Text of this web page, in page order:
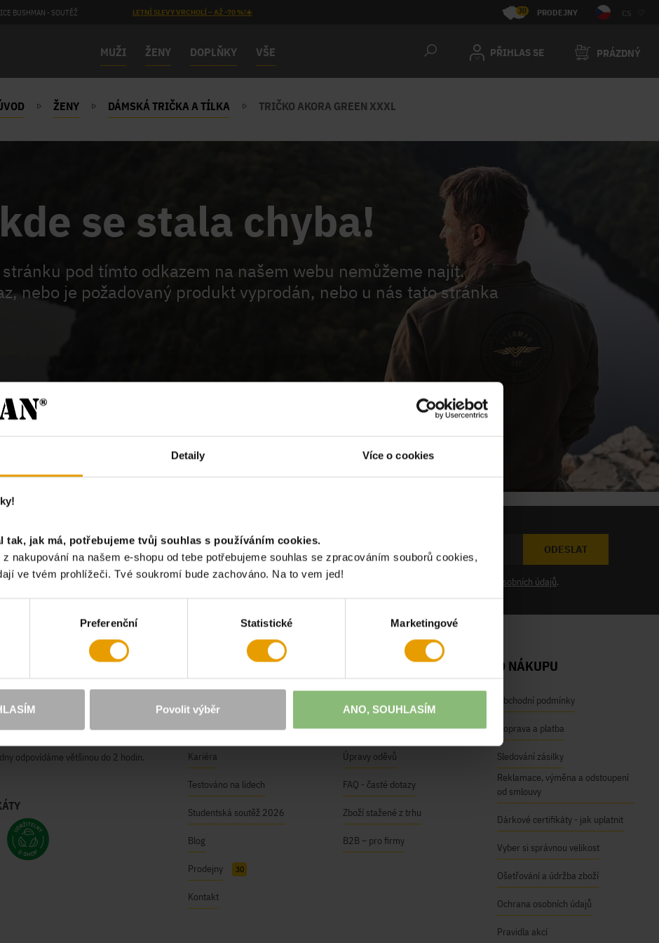
Detaily Více o cookies
tak, jak má, potřebujeme tvůj souhlas s používáním cookies.
nakupování na našem e-shopu od tebe potřebujeme souhlas se zpracováním souborů cookies,
ve tvém prohlížeči. Tvé soukromí bude zachováno. Na to vem jed!
Preferenční Statistické Marketingové
Povolit výběr ANO, SOUHLASÍM
BUSHMAN - SOUTĚŽ LETNÍ SLEVY VRCHOLÍ – AŽ -70 %!☀️ 30 PRODEJNY CS
MUŽI ŽENY DOPLŇKY VŠE PŘIHLAS SE PRÁZDNÝ
ŽENY DÁMSKÁ TRIČKA A TÍLKA TRIČKO AKORA GREEN XXXL
se stala chyba!
pod tímto odkazem na našem webu nemůžeme najít.
nebo je požadovaný produkt vyprodán, nebo u nás tato stránka
ODESLAT
Chci odebírat novinky a souhlasím se zpracováním osobních údajů.
odpovídáme většinou do 2 hodin.
BUSHMAN Club
Kariéra
Testováno na lidech
Studentská soutěž 2026
Blog
Prodejny 30
Kontakt
NAŠE SLUŽBY
Osobní odběr na prodejnách
Módní inspirace
Úpravy oděvů
FAQ - časté dotazy
Zboží stažené z trhu
B2B – pro firmy
O NÁKUPU
Obchodní podmínky
Doprava a platba
Sledování zásilky
Reklamace, výměna a odstoupení
od smlouvy
Dárkové certifikáty - jak uplatnit
Vyber si správnou velikost
Ošetřování a údržba zboží
Ochrana osobních údajů
Pravidla akcí